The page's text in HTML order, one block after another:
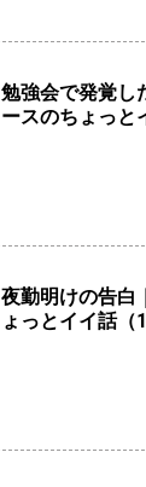
勉強会で発覚し
ースのちょっと
夜勤明けの告白
ょっとイイ話（